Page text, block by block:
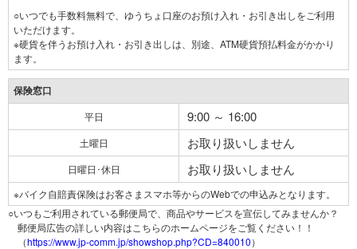
○いつでも手数料無料で、ゆうちょ口座のお預け入れ・お引き出しをご利用
いただけます。
※硬貨を伴うお預け入れ・お引き出しは、別途、ATM硬貨預払料金がかかり
ます。
保険窓口
平日 9:00 ～ 16:00
土曜日 お取り扱いしません
日曜日･休日 お取り扱いしません
※バイク自賠責保険はお客さまスマホ等からのWebでの申込みとなります。
○いつもご利用されている郵便局で、商品やサービスを宣伝してみませんか？
郵便局広告の詳しい内容はこちらのホームページをご覧ください！！
（https://www.jp-comm.jp/showshop.php?CD=840010）